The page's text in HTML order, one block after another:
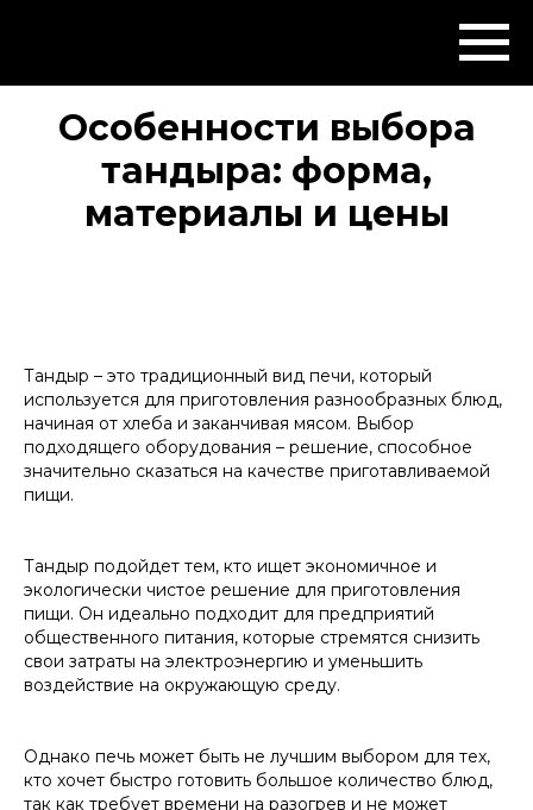
Особенности выбора
тандыра: форма,
материалы и цены
Тандыр – это традиционный вид печи, который
используется для приготовления разнообразных блюд,
начиная от хлеба и заканчивая мясом. Выбор
подходящего оборудования – решение, способное
значительно сказаться на качестве приготавливаемой
пищи.
Тандыр подойдет тем, кто ищет экономичное и
экологически чистое решение для приготовления
пищи. Он идеально подходит для предприятий
общественного питания, которые стремятся снизить
свои затраты на электроэнергию и уменьшить
воздействие на окружающую среду.
Однако печь может быть не лучшим выбором для тех,
кто хочет быстро готовить большое количество блюд,
так как требует времени на разогрев и не может